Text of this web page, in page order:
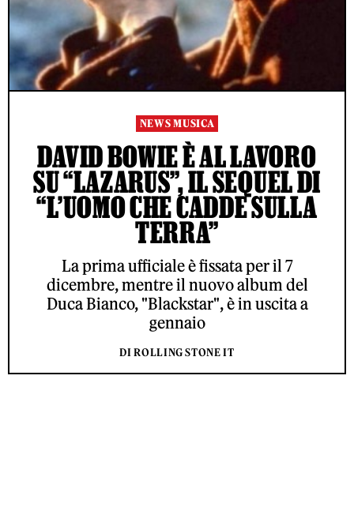
NEWS MUSICA
DAVID BOWIE È AL LAVORO
SU “LAZARUS”, IL SEQUEL DI
“L’UOMO CHE CADDE SULLA
TERRA”
La prima ufficiale è fissata per il 7
dicembre, mentre il nuovo album del
Duca Bianco, "Blackstar", è in uscita a
gennaio
DI ROLLING STONE IT